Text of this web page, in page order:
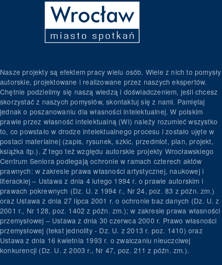
Nasze projekty są efektem pracy wielu osób. Wiele z nich to pomysły
autorskie, projektowane i realizowane przez naszych ekspertów.
Chętnie podzielimy się naszą wiedzą i doświadczeniem, jeśli chcesz
skorzystać z naszych pomysłów, skontaktuj się z nami. Pamiętaj
jednak o poszanowaniu dla własności intelektualnej. W polskim
prawie przez własność intelektualną (WI) należy rozumieć wszystko
to, co powstało w drodze intelektualnego procesu i zostało ujęte w
postaci materialnej (zapis, rysunek, szkic, przedmiot, plan, projekt,
książka itp.). Z tego też względu autorskie projekty Wrocławskiego
Centrum Seniora podlegają ochronie w ramach czterech aktów
prawnych: w zakresie prawa własności artystycznej, naukowej i
literackiej – Ustawa z dnia 4 lutego 1994 r. o prawie autorskim i
prawach pokrewnych (Dz. U. z 1994 r., Nr 24, poz. 83 z późn. zm.)
oraz Ustawa z dnia 27 lipca 2001 r. o ochronie baz danych (Dz. U. z
2001 r., Nr 128, poz. 1402 z późn. zm.); w zakresie prawa własności
przemysłowej – Ustawa z dnia 30 czerwca 2000 r. Prawo własności
przemysłowej (tekst jednolity - Dz. U. z 2013 r. poz. 1410) oraz
Ustawa z dnia 16 kwietnia 1993 r. o zwalczaniu nieuczciwej
konkurencji (Dz. U. z 2003 r., Nr 47, poz. 211 z późn. zm.).